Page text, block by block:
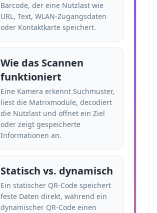
Barcode, der eine Nutzlast wie
URL, Text, WLAN-Zugangsdaten
oder Kontaktkarte speichert.
Wie das Scannen
funktioniert
Eine Kamera erkennt Suchmuster,
liest die Matrixmodule, decodiert
die Nutzlast und öffnet ein Ziel
oder zeigt gespeicherte
Informationen an.
Statisch vs. dynamisch
Ein statischer QR-Code speichert
feste Daten direkt, während ein
dynamischer QR-Code einen